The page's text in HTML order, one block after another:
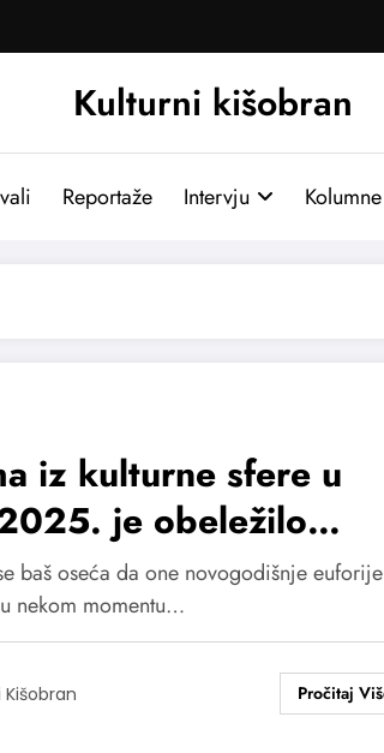
Kulturni kišobran
Reportaže Intervju Kolumne
iz kulturne sfere u
je obeležilo…
baš oseća da one novogodišnje euforije
nekom momentu…